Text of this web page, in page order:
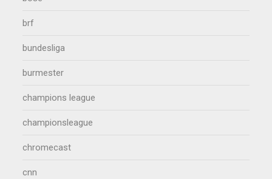
brf
bundesliga
burmester
champions league
championsleague
chromecast
cnn